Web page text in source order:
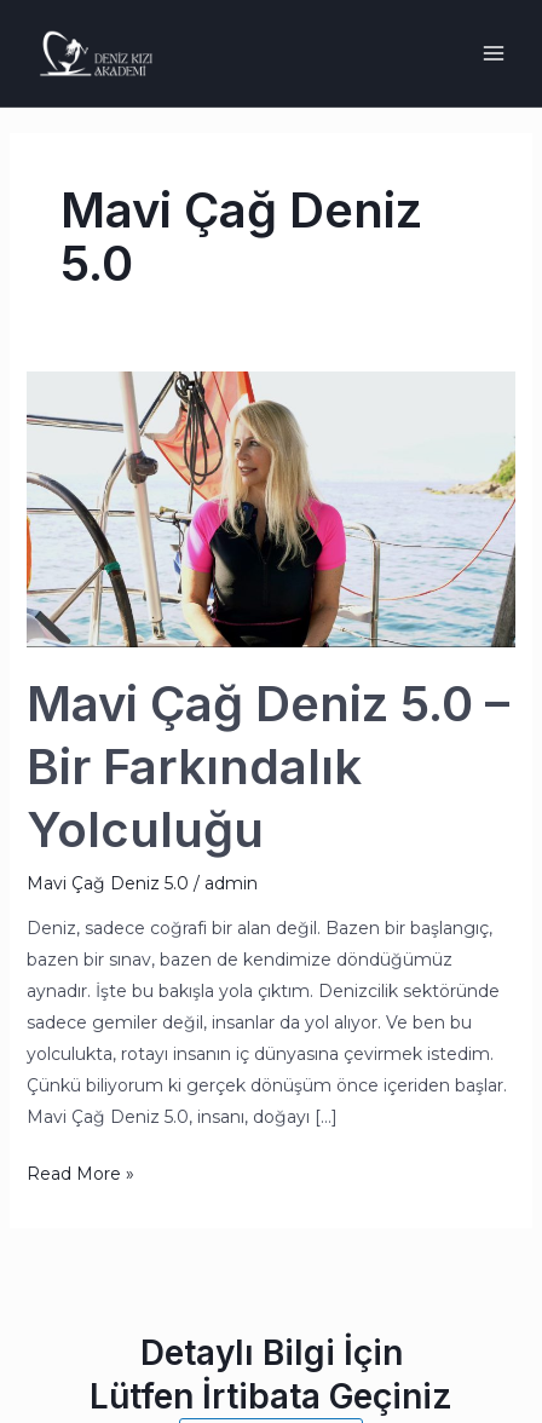
Mavi Çağ Deniz
5.0
Mavi Çağ Deniz 5.0 –
Bir Farkındalık
Yolculuğu
Mavi Çağ Deniz 5.0 / admin
Deniz, sadece coğrafi bir alan değil. Bazen bir başlangıç,
bazen bir sınav, bazen de kendimize döndüğümüz
aynadır. İşte bu bakışla yola çıktım. Denizcilik sektöründe
sadece gemiler değil, insanlar da yol alıyor. Ve ben bu
yolculukta, rotayı insanın iç dünyasına çevirmek istedim.
Çünkü biliyorum ki gerçek dönüşüm önce içeriden başlar.
Mavi Çağ Deniz 5.0, insanı, doğayı […]
Çağ
5.0
–
Bir
Farkındalık
Yolculuğu
Read More »
Detaylı Bilgi İçin
Lütfen İrtibata Geçiniz